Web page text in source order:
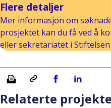
Flere detaljer
Mer informasjon om
prosjektet kan du få ved å
eller sekretariatet i Stiftelsen
Skriv ut Kopiera länkDel på Facebook
Del på
Relaterte